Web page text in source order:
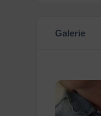
Galerie